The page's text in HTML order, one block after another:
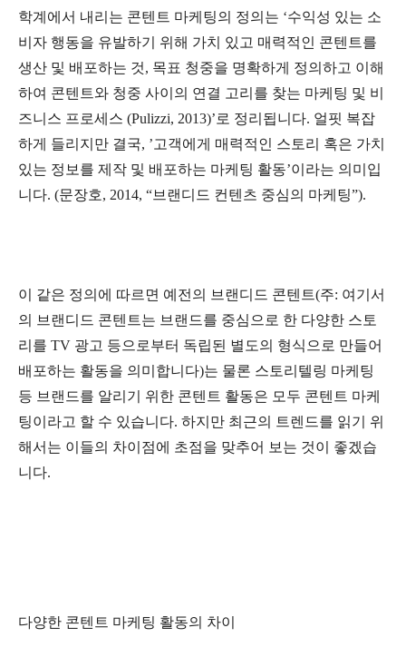
학계에서 내리는 콘텐트 마케팅의 정의는 ‘수익성 있는 소
비자 행동을 유발하기 위해 가치 있고 매력적인 콘텐트를
생산 및 배포하는 것, 목표 청중을 명확하게 정의하고 이해
하여 콘텐트와 청중 사이의 연결 고리를 찾는 마케팅 및 비
즈니스 프로세스 (Pulizzi, 2013)’로 정리됩니다. 얼핏 복잡
하게 들리지만 결국, ’고객에게 매력적인 스토리 혹은 가치
있는 정보를 제작 및 배포하는 마케팅 활동’이라는 의미입
니다. (문장호, 2014, “브랜디드 컨텐츠 중심의 마케팅”).
이 같은 정의에 따르면 예전의 브랜디드 콘텐트(주: 여기서
의 브랜디드 콘텐트는 브랜드를 중심으로 한 다양한 스토
리를 TV 광고 등으로부터 독립된 별도의 형식으로 만들어
배포하는 활동을 의미합니다)는 물론 스토리텔링 마케팅
등 브랜드를 알리기 위한 콘텐트 활동은 모두 콘텐트 마케
팅이라고 할 수 있습니다. 하지만 최근의 트렌드를 읽기 위
해서는 이들의 차이점에 초점을 맞추어 보는 것이 좋겠습
니다.
다양한 콘텐트 마케팅 활동의 차이